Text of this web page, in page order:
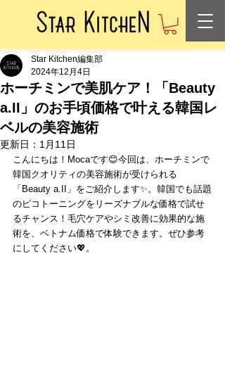
ホーチミンで美肌ケア！「Beauty
a.II」のお手頃価格で叶える韓国レ
ベルの美容施術
Star Kitchen編集部
2024年12月4日
更新日： 1月11日
こんにちは！Mocaです😊今回は、ホーチミンで
韓国クオリティの美容施術が受けられる
「Beauty a.II」をご紹介します✨。韓国でも話題
のピコトーニングをリーズナブルな価格で試せ
るチャンス！毛穴ケアやシミ改善に効果的な施
術を、ベトナム価格で体験できます。ぜひ参考
にしてください💖。